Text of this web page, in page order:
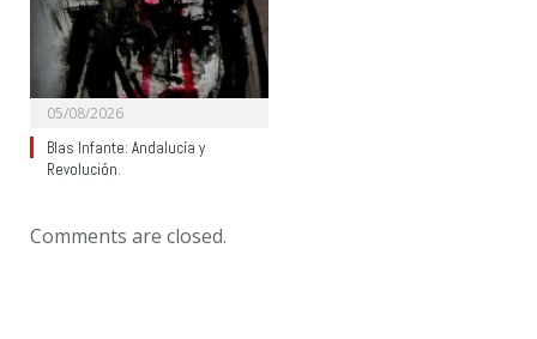
05/08/2026
Blas Infante: Andalucía y
Revolución.
Comments are closed.